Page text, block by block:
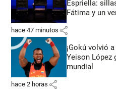
Espriella:
Fátima y un
hace 47 minutos share
¡Gokú volvió
Yeison López
mundial
hace 2 horas share